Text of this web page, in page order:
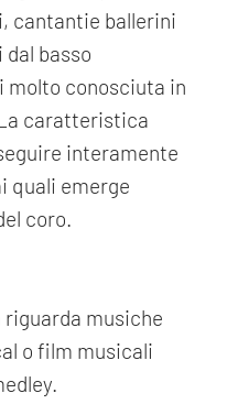
cantantie ballerini
basso
molto conosciuta in
caratteristica
interamente
quali emerge
coro.
musiche
o film musicali